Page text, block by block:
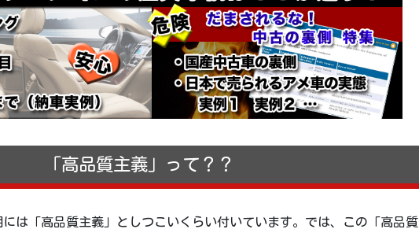
「高品質主義」って？？
には「高品質主義」としつこいくらい付いています。では、この「高品質